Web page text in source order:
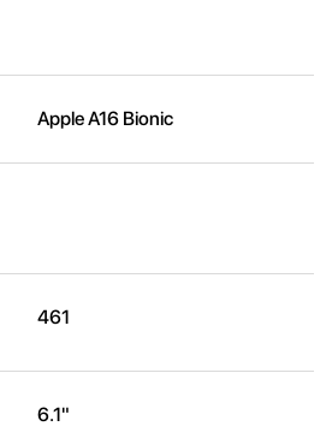
Apple A16 Bionic
461
6.1"